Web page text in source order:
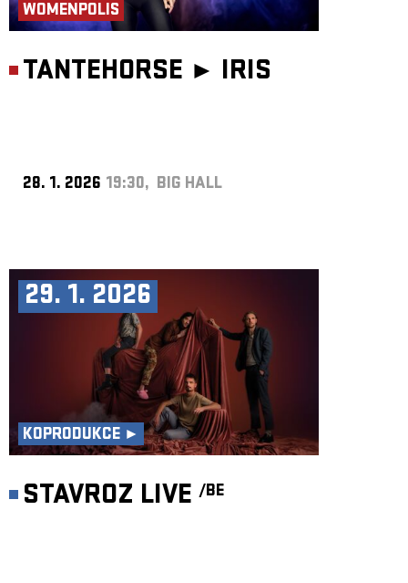
WOMENPOLIS
TANTEHORSE ► IRIS
28. 1. 2026 19:30, BIG HALL
29. 1. 2026
KOPRODUKCE ►
STAVROZ LIVE /BE